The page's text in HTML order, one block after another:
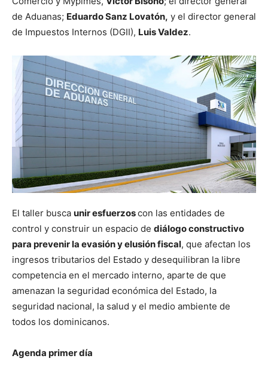
de Aduanas; Eduardo Sanz Lovatón, y el director general
de Impuestos Internos (DGII), Luis Valdez.
El taller busca unir esfuerzoscon las entidades de
control y construir un espacio de diálogo constructivo
para prevenir la evasión y elusión fiscal, que afectan los
ingresos tributarios del Estado y desequilibran la libre
competencia en el mercado interno, aparte de que
amenazan la seguridad económica del Estado, la
seguridad nacional, la salud y el medio ambiente de
todos los dominicanos.
Agenda primer día